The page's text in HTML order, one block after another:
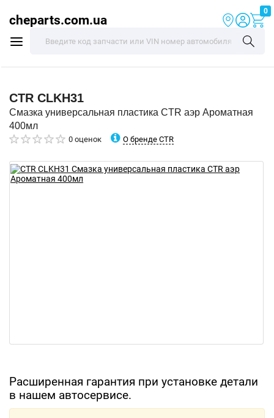
cheparts.com.ua
0
CTR CLKH31
Смазка универсальная пластика CTR аэр Ароматная
400мл
0 оценок О бренде CTR
Расширенная гарантия при установке детали
в нашем автосервисе.